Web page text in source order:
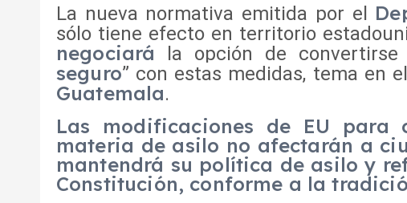
La nueva normativa emitida por el
sólo tiene efecto en territorio
negociará la opción de
seguro” con estas medidas, tema en
Guatemala.
Las modificaciones de EU para
materia de asilo no afectarán a
mantendrá su política de asilo y
Constitución, conforme a la